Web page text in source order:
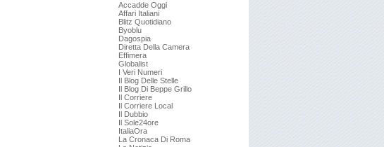
Accadde Oggi
Affari Italiani
Blitz Quotidiano
Byoblu
Dagospia
Diretta Della Camera
Effimera
Globalist
I Veri Numeri
Il Blog Delle Stelle
Il Blog Di Beppe Grillo
Il Corriere
Il Corriere Local
Il Dubbio
Il Sole24ore
ItaliaOra
La Cronaca Di Roma